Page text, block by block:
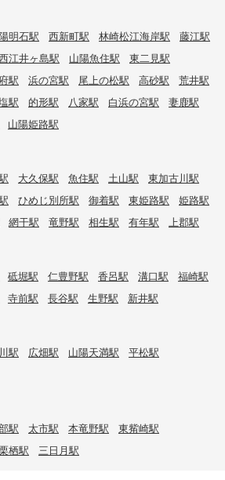
明石駅 西新町駅 林崎松江海岸駅
藤江駅
江井ヶ島駅 山陽魚住駅
東二見駅
駅 浜の宮駅 尾上の松駅 高砂駅
荒井駅
駅 的形駅 八家駅 白浜の宮駅
妻鹿駅
山陽姫路駅
大久保駅 魚住駅 土山駅
東加古川駅
ひめじ別所駅 御着駅 東姫路駅
姫路駅
網干駅 竜野駅 相生駅 有年駅 上郡駅
砥堀駅 仁豊野駅 香呂駅 溝口駅
福崎駅
寺前駅 長谷駅 生野駅 新井駅
駅 広畑駅 山陽天満駅
平松駅
駅 太市駅 本竜野駅
東觜崎駅
栖駅 三日月駅